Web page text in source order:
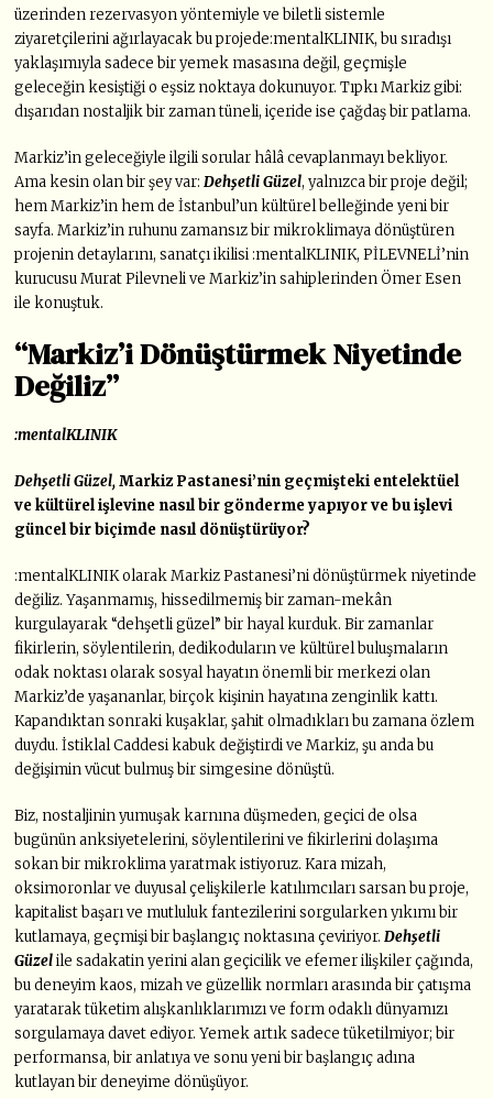
üzerinden rezervasyon yöntemiyle ve biletli sistemle
ziyaretçilerini ağırlayacak bu projede:mentalKLINIK, bu sıradışı
yaklaşımıyla sadece bir yemek masasına değil, geçmişle
geleceğin kesiştiği o eşsiz noktaya dokunuyor. Tıpkı Markiz gibi:
dışarıdan nostaljik bir zaman tüneli, içeride ise çağdaş bir patlama.
Markiz’in geleceğiyle ilgili sorular hâlâ cevaplanmayı bekliyor.
Ama kesin olan bir şey var:Dehşetli Güzel, yalnızca bir proje değil;
hem Markiz’in hem de İstanbul’un kültürel belleğinde yeni bir
sayfa. Markiz’in ruhunu zamansız bir mikroklimaya dönüştüren
projenin detaylarını, sanatçı ikilisi :mentalKLINIK, PİLEVNELİ’nin
kurucusu Murat Pilevneli ve Markiz’in sahiplerinden Ömer Esen
ile konuştuk.
“Markiz’i Dönüştürmek Niyetinde
Değiliz”
:mentalKLINIK
Dehşetli Güzel,Markiz Pastanesi’nin geçmişteki entelektüel
ve kültürel işlevine nasıl bir gönderme yapıyor ve bu işlevi
güncel bir biçimde nasıl dönüştürüyor?
:mentalKLINIK olarak Markiz Pastanesi’ni dönüştürmek niyetinde
değiliz. Yaşanmamış, hissedilmemiş bir zaman-mekân
kurgulayarak “dehşetli güzel” bir hayal kurduk. Bir zamanlar
fikirlerin, söylentilerin, dedikoduların ve kültürel buluşmaların
odak noktası olarak sosyal hayatın önemli bir merkezi olan
Markiz’de yaşananlar, birçok kişinin hayatına zenginlik kattı.
Kapandıktan sonraki kuşaklar, şahit olmadıkları bu zamana özlem
duydu. İstiklal Caddesi kabuk değiştirdi ve Markiz, şu anda bu
değişimin vücut bulmuş bir simgesine dönüştü.
Biz, nostaljinin yumuşak karnına düşmeden, geçici de olsa
bugünün anksiyetelerini, söylentilerini ve fikirlerini dolaşıma
sokan bir mikroklima yaratmak istiyoruz. Kara mizah,
oksimoronlar ve duyusal çelişkilerle katılımcıları sarsan bu proje,
kapitalist başarı ve mutluluk fantezilerini sorgularken yıkımı bir
kutlamaya, geçmişi bir başlangıç noktasına çeviriyor.Dehşetli
Güzelile sadakatin yerini alan geçicilik ve efemer ilişkiler çağında,
bu deneyim kaos, mizah ve güzellik normları arasında bir çatışma
yaratarak tüketim alışkanlıklarımızı ve form odaklı dünyamızı
sorgulamaya davet ediyor. Yemek artık sadece tüketilmiyor; bir
performansa, bir anlatıya ve sonu yeni bir başlangıç adına
kutlayan bir deneyime dönüşüyor.